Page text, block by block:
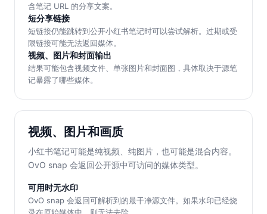
含笔记 URL 的分享文案。
短分享链接
短链接仍能跳转到公开小红书笔记时可以尝试解析。过期或受
限链接可能无法返回媒体。
视频、图片和封面输出
结果可能包含视频文件、单张图片和封面图，具体取决于源笔
记暴露了哪些媒体。
视频、图片和画质
小红书笔记可能是纯视频、纯图片，也可能是混合内容。
OvO snap 会返回公开源中可访问的媒体类型。
可用时无水印
OvO snap 会返回可解析到的最干净源文件。如果水印已经烧
录在原始媒体中，则无法去除。